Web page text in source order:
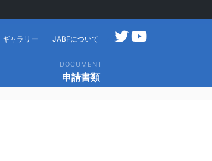
ギャラリー JABFについて
DOCUMENT
申請書類